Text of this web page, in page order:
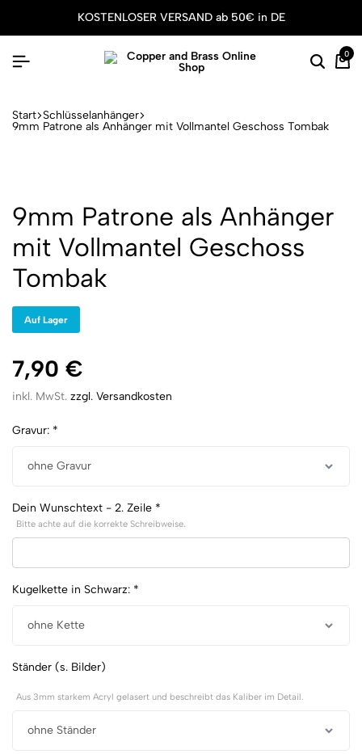
KOSTENLOSER VERSAND ab 50€ in DE
Suche
0
Start Schlüsselanhänger
9mm Patrone als Anhänger mit Vollmantel Geschoss Tombak
9mm Patrone als Anhänger
mit Vollmantel Geschoss
Tombak
Auf Lager
7,90 €
inkl. MwSt. zzgl. Versandkosten
Gravur: *
Dein Wunschtext - 2. Zeile *
Bitte achte auf die korrekte Schreibweise.
Kugelkette in Schwarz: *
Ständer (s. Bilder)
Aus 3mm starkem Acryl gelasert und beschreibt das Kaliber im Detail.